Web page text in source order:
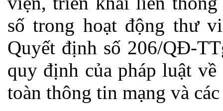
số trong hoạt động thư
Quyết định số 206/QĐ-
quy định của pháp luật
toàn thông tin mạng và